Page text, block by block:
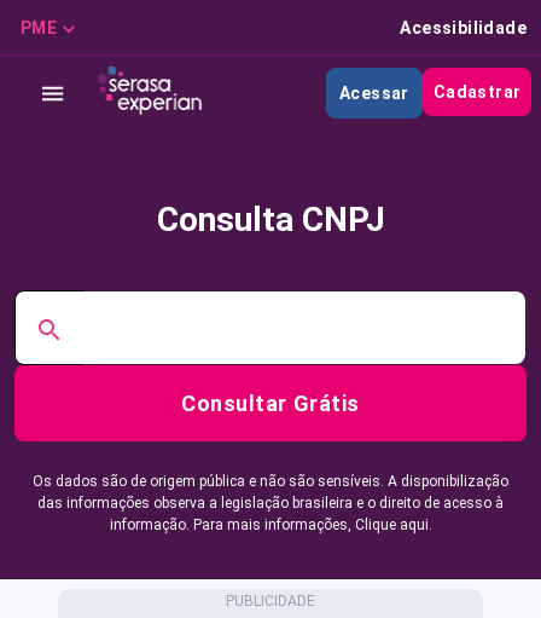
PME Acessibilidade
Acessar Cadastrar
Consulta CNPJ
Consultar Grátis
Os dados são de origem pública e não são sensíveis. A disponibilização
das informações observa a legislação brasileira e o direito de acesso à
informação. Para mais informações, Clique aqui.